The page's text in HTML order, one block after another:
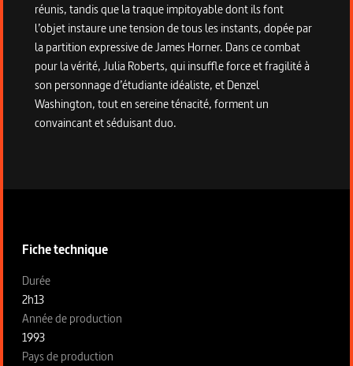
réunis, tandis que la traque impitoyable dont ils font
l’objet instaure une tension de tous les instants, dopée par
la partition expressive de James Horner. Dans ce combat
pour la vérité, Julia Roberts, qui insuffle force et fragilité à
son personnage d’étudiante idéaliste, et Denzel
Washington, tout en sereine ténacité, forment un
convaincant et séduisant duo.
Fiche technique
Fiche technique section gauche
Durée
2h13
Année de production
1993
Pays de production